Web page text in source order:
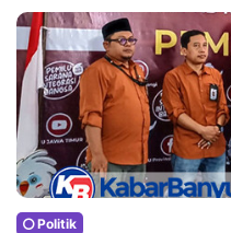
Politik